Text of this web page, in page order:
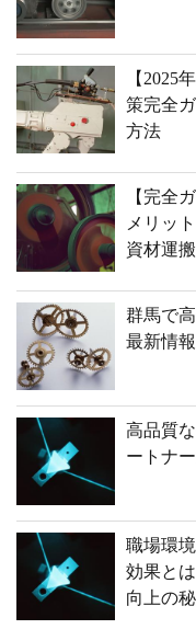
【2025
策完全
方法
【完全
メリッ
資材運
群馬で
最新情
高品質
ートナ
職場環
効果と
向上の